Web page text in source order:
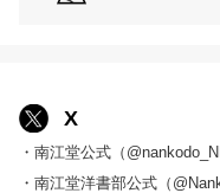
X
・南江堂公式（
・南江堂洋書部公式（